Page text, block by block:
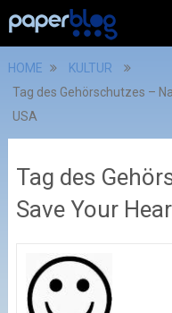
HOME
KULTUR
Tag des Gehörschutzes –
USA
Tag des
Save Your